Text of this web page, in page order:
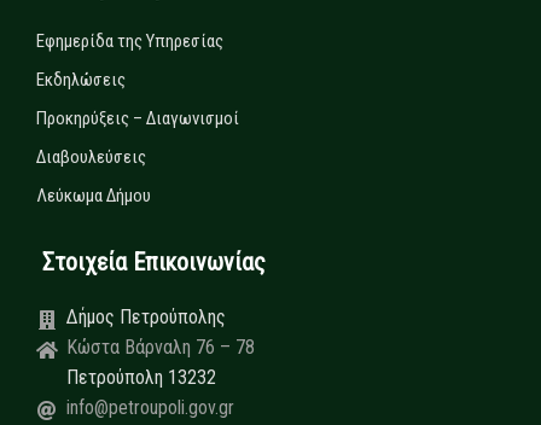
Εφημερίδα της Υπηρεσίας
Εκδηλώσεις
Προκηρύξεις – Διαγωνισμοί
Διαβουλεύσεις
Λεύκωμα Δήμου
Στοιχεία Επικοινωνίας
Δήμος Πετρούπολης
Κώστα Βάρναλη 76 – 78
Πετρούπολη 13232
info@petroupoli.gov.gr